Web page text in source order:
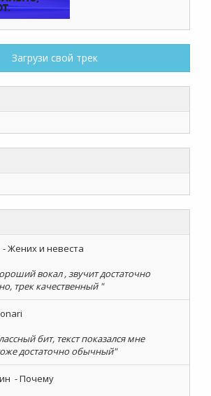
Загрузи свой трек
- Жених и невеста
вокал , звучит достаточно
трек качественный "
бит, текст показался мне
достаточно обычный"
- Почему